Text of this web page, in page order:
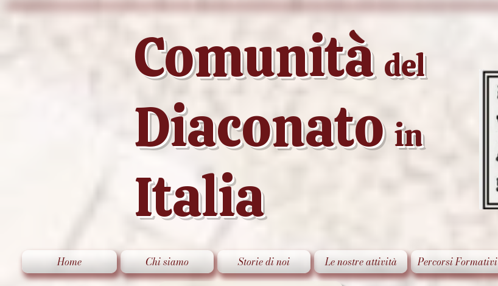
Comunità del
Diaconatoin
Italia
Home Chi siamo Storie di noi Le nostre attività Percorsi Formativi